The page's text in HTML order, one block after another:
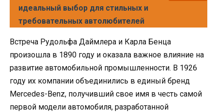
идеальный выбор для стильных и
требовательных автолюбителей
Встреча Рудольфа Даймлера и Карла Бенца
произошла в 1890 году и оказала важное влияние на
развитие автомобильной промышленности. В 1926
году их компании объединились в единый бренд
Mercedes-Benz, получивший свое имя в честь самой
первой модели автомобиля, разработанной